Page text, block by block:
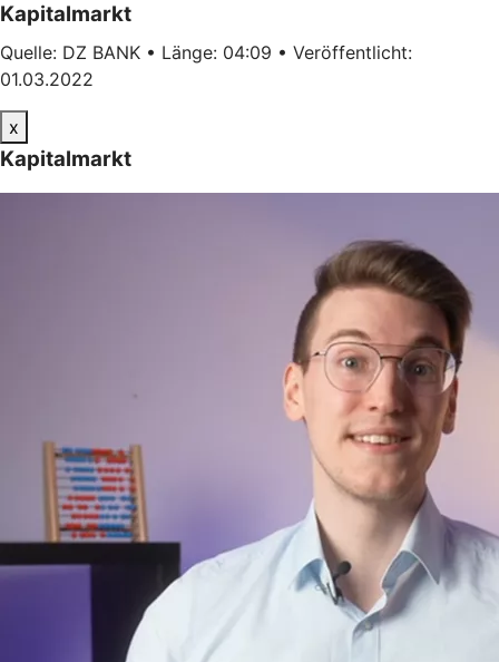
Kapitalmarkt
Quelle: DZ BANK • Länge: 04:09 • Veröffentlicht:
01.03.2022
x
Kapitalmarkt